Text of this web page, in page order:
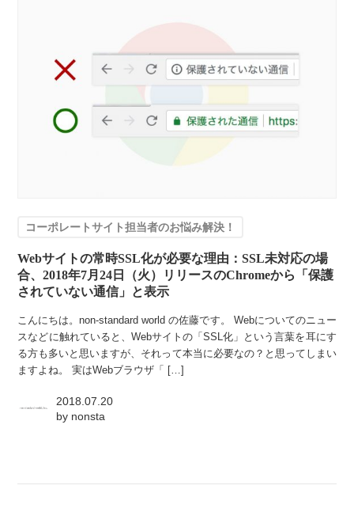
コーポレートサイト担当者のお悩み解決！
Webサイトの常時SSL化が必要な理由：SSL未対応の場
合、2018年7月24日（火）リリースのChromeから「保護
されていない通信」と表示
こんにちは。non-standard world の佐藤です。 Webについてのニュー
スなどに触れていると、Webサイトの「SSL化」という言葉を耳にす
る方も多いと思いますが、それって本当に必要なの？と思ってしまい
ますよね。 実はWebブラウザ「 […]
2018.07.20
by nonsta